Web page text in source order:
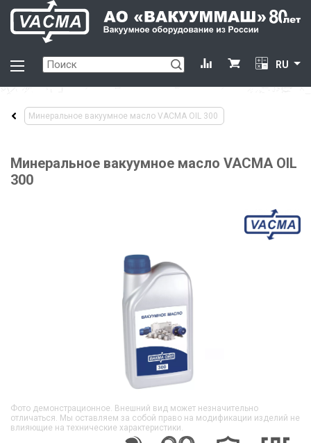
RU
Минеральное вакуумное масло VACMA OIL 300
Минеральное вакуумное масло VACMA OIL
300
Фото демонстрационное. Внешний вид может незначительно
отличаться. Мы оставляем за собой право на модификации изделий не
влияющие на технические характеристики.